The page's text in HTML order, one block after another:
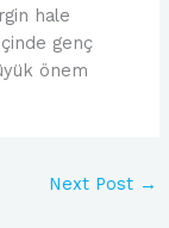
hale
genç
önem
Next Post →